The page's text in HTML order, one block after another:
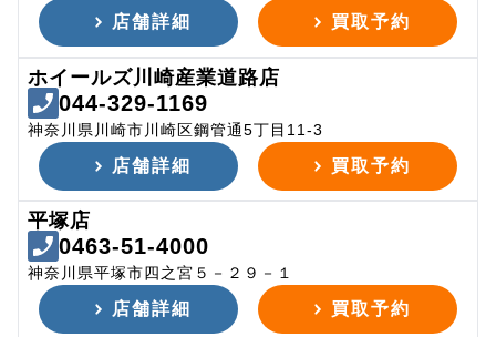
店舗詳細 買取予約
ホイールズ川崎産業道路店
044-329-1169
神奈川県川崎市川崎区鋼管通5丁目11-3
店舗詳細 買取予約
平塚店
0463-51-4000
神奈川県平塚市四之宮５－２９－１
店舗詳細 買取予約